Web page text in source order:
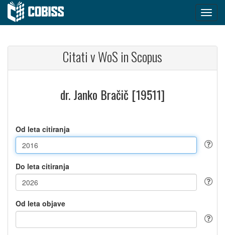
Citati v WoS in Scopus
dr. Janko Bračič [19511]
Od leta citiranja
Do leta citiranja
Od leta objave